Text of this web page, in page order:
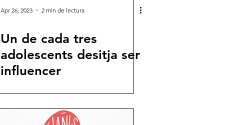
Apr 26, 2023 2 min de lectura
Un de cada tres
adolescents desitja ser
influencer